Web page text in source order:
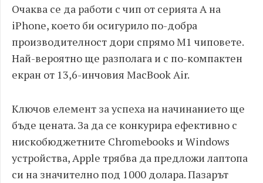
Очаква се да работи с чип от серията A на
iPhone, което би осигурило по-добра
производителност дори спрямо M1 чиповете.
Най-вероятно ще разполага и с по-компактен
екран от 13,6-инчовия MacBook Air.
Ключов елемент за успеха на начинанието ще
бъде цената. За да се конкурира ефективно с
нискобюджетните Chromebooks и Windows
устройства, Apple трябва да предложи лаптопа
си на значително под 1000 долара. Пазарът